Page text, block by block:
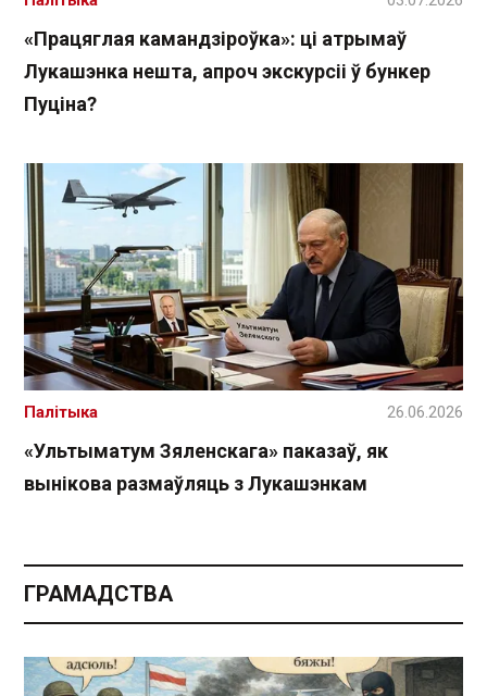
«Працяглая камандзіроўка»: ці атрымаў
Лукашэнка нешта, апроч экскурсіі ў бункер
Пуціна?
«Ультыматум Зяленскага» паказаў, як
вынікова размаўляць з Лукашэнкам
Палітыка 26.06.2026
ГРАМАДСТВА